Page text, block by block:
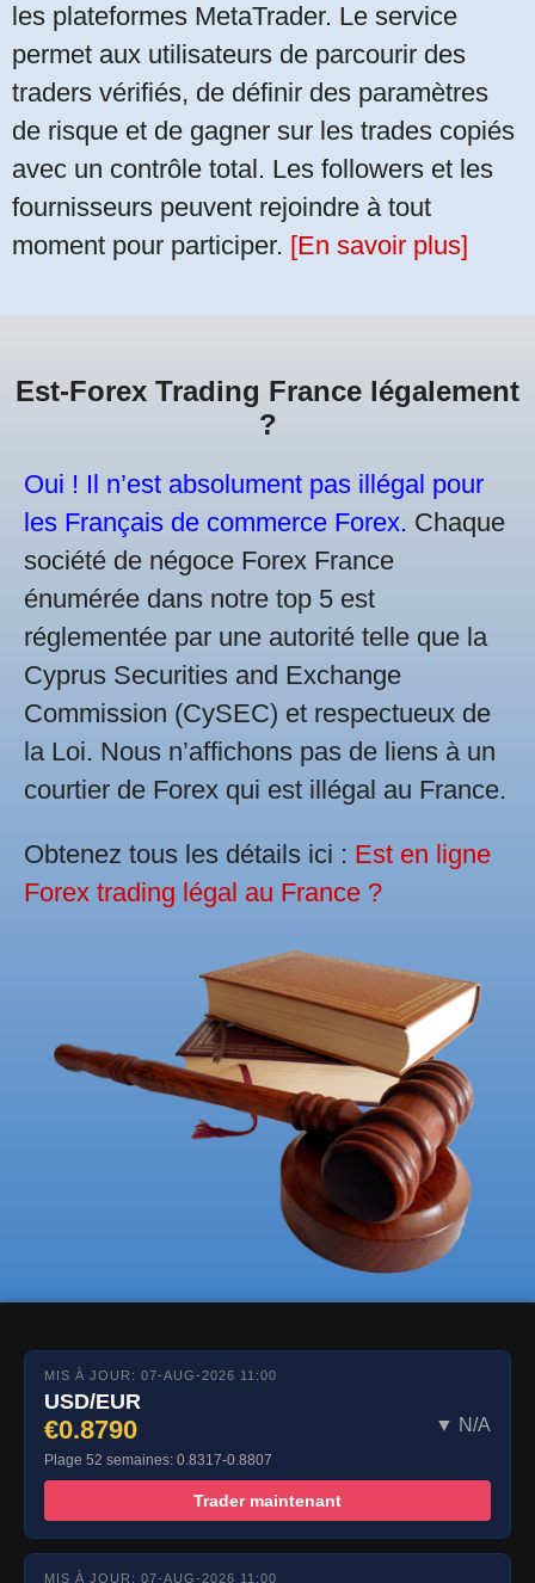
les plateformes MetaTrader. Le service
permet aux utilisateurs de parcourir des
traders vérifiés, de définir des paramètres
de risque et de gagner sur les trades copiés
avec un contrôle total. Les followers et les
fournisseurs peuvent rejoindre à tout
moment pour participer. [En savoir plus]
Est-Forex Trading France légalement
?
Oui ! Il n’est absolument pas illégal pour
les Français de commerce Forex. Chaque
société de négoce Forex France
énumérée dans notre top 5 est
réglementée par une autorité telle que la
Cyprus Securities and Exchange
Commission (CySEC) et respectueux de
la Loi. Nous n’affichons pas de liens à un
courtier de Forex qui est illégal au France.
Obtenez tous les détails ici : Est en ligne
Forex trading légal au France ?
MIS À JOUR: 07-AUG-2026 11:00
USD/EUR
€0.8790 ▼ N/A
Plage 52 semaines: 0.8317-0.8807
Trader maintenant
MIS À JOUR: 07-AUG-2026 11:00